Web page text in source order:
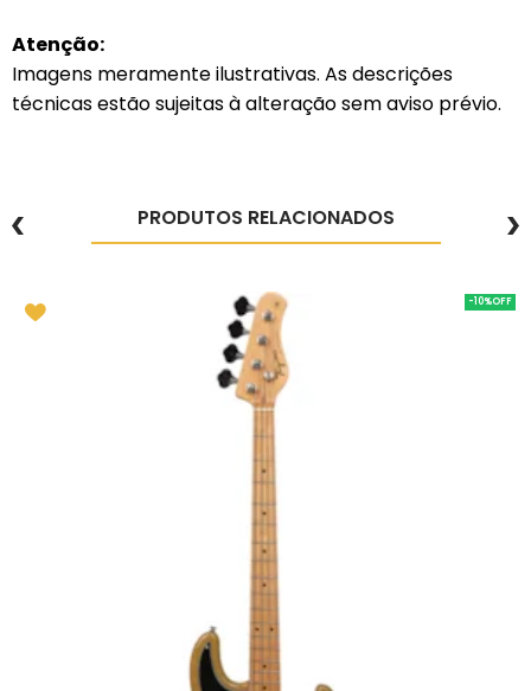
Atenção:
Imagens meramente ilustrativas. As descrições
técnicas estão sujeitas à alteração sem aviso prévio.
PRODUTOS RELACIONADOS
-10%